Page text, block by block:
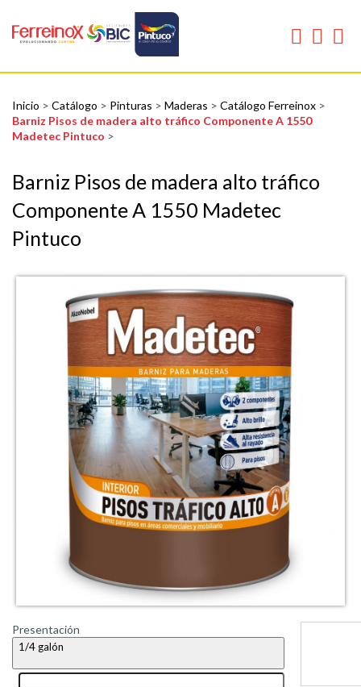
Inicio > Catálogo > Pinturas > Maderas > Catálogo Ferreinox >
Barniz Pisos de madera alto tráfico Componente A 1550
Madetec Pintuco >
Barniz Pisos de madera alto tráfico
Componente A 1550 Madetec
Pintuco
Presentación
1/4 galón